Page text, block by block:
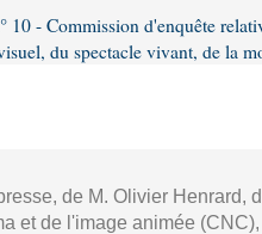
10 - Commission d'enquête
du spectacle vivant, de la
de M. Olivier Henrard,
et de l'image animée